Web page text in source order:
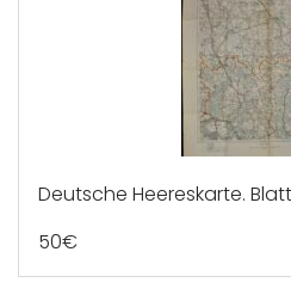
Deutsche Heereskarte.
50€